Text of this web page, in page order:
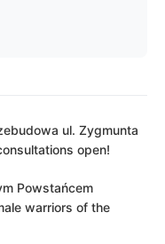
ul. Zygmunta
open!
Powstańcem
warriors of the